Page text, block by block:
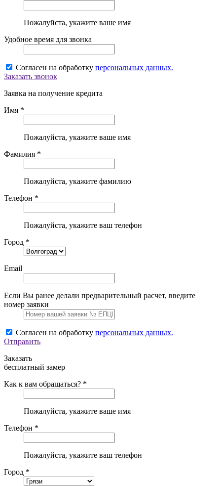
Пожалуйста, укажите ваше имя
Удобное время для звонка
Согласен на обработку персональных данных.
Заказать звонок
Заявка на получение кредита
Имя *
Пожалуйста, укажите ваше имя
Фамилия *
Пожалуйста, укажите фамилию
Телефон *
Пожалуйста, укажите ваш телефон
Город *
Email
Если Вы ранее делали предварительный расчет, введите
номер заявки
Согласен на обработку персональных данных.
Отправить
Заказать
бесплатный замер
Как к вам обращаться? *
Пожалуйста, укажите ваше имя
Телефон *
Пожалуйста, укажите ваш телефон
Город *